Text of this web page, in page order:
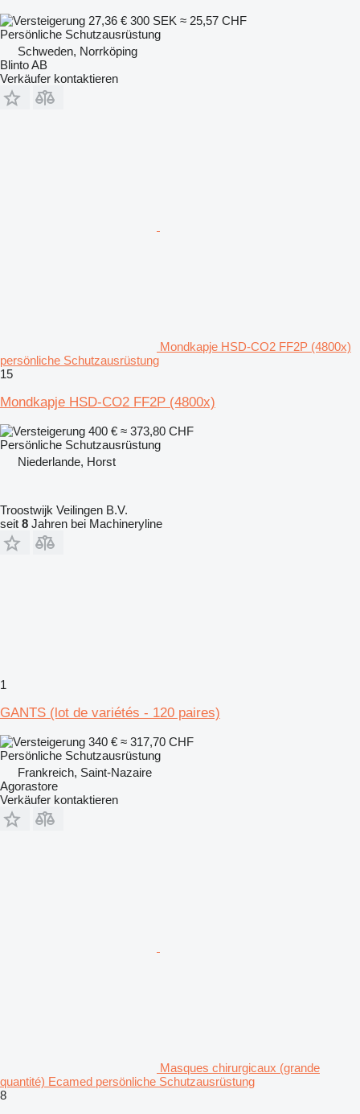
27,36 € 300 SEK ≈ 25,57 CHF
Persönliche Schutzausrüstung
Schweden, Norrköping
Blinto AB
Verkäufer kontaktieren
Mondkapje HSD-CO2 FF2P (4800x)
persönliche Schutzausrüstung
15
Mondkapje HSD-CO2 FF2P (4800x)
400 € ≈ 373,80 CHF
Persönliche Schutzausrüstung
Niederlande, Horst
Troostwijk Veilingen B.V.
seit 8 Jahren bei Machineryline
1
GANTS (lot de variétés - 120 paires)
340 € ≈ 317,70 CHF
Persönliche Schutzausrüstung
Frankreich, Saint-Nazaire
Agorastore
Verkäufer kontaktieren
Masques chirurgicaux (grande
quantité) Ecamed persönliche Schutzausrüstung
8